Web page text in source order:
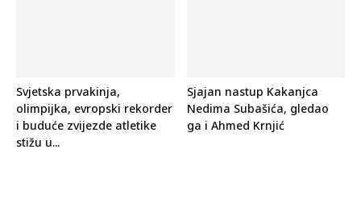
Svjetska prvakinja,
olimpijka, evropski rekorder
i buduće zvijezde atletike
stižu u...
Sjajan nastup Kakanjca
Nedima Subašića, gledao
ga i Ahmed Krnjić